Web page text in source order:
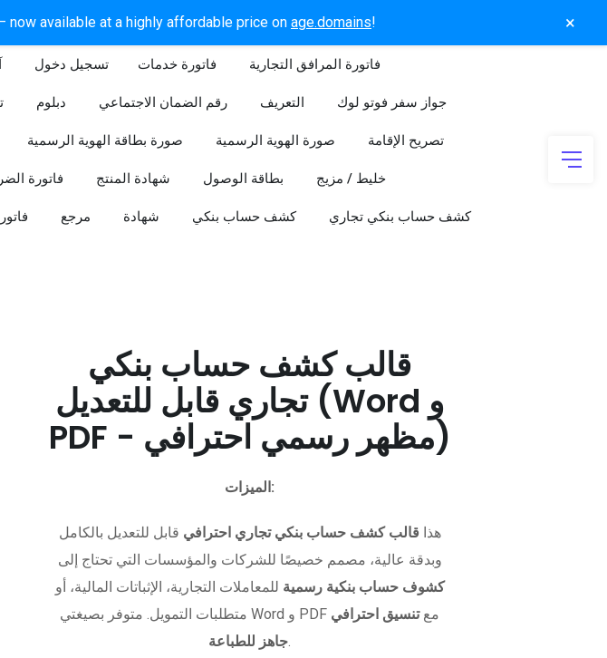
available at a highly affordable price on age.domains! ×
تسجيل دخول​ فاتورة خدمات فاتورة المرافق التجارية
دبلوم رقم الضمان الاجتماعي التعريف جواز سفر فوتو لوك
صورة بطاقة الهوية الرسمية صورة الهوية الرسمية تصريح الإقامة
فاتورة شهادة المنتج بطاقة الوصول خليط / مزيج
مرجع شهادة كشف حساب بنكي كشف حساب بنكي تجاري
قالب كشف حساب بنكي
تجاري قابل للتعديل (Word و
PDF - مظهر رسمي احترافي)
الميزات:
هذا قالب كشف حساب بنكي تجاري احترافي قابل للتعديل بالكامل
وبدقة عالية، مصمم خصيصًا للشركات والمؤسسات التي تحتاج إلى
كشوف حساب بنكية رسمية للمعاملات التجارية، الإثباتات المالية، أو
متطلبات التمويل. متوفر بصيغتي Word و PDF معتنسيق احترافي
جاهز للطباعة.